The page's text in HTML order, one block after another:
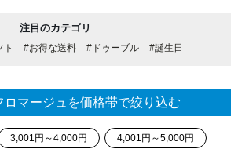
注目のカテゴリ
ト #お得な送料 #ドゥーブル #誕生日
ロマージュを価格帯で絞り込む
3,001円～4,000円 4,001円～5,000円